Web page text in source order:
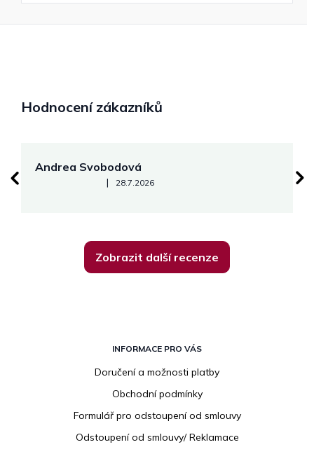
Hodnocení zákazníků
Andrea Svobodová
Hodnocení obchodu je 5 z 5 hvězdiček.
| 28.7.2026
Zobrazit další recenze
INFORMACE PRO VÁS
Doručení a možnosti platby
Obchodní podmínky
Formulář pro odstoupení od smlouvy
Odstoupení od smlouvy/ Reklamace